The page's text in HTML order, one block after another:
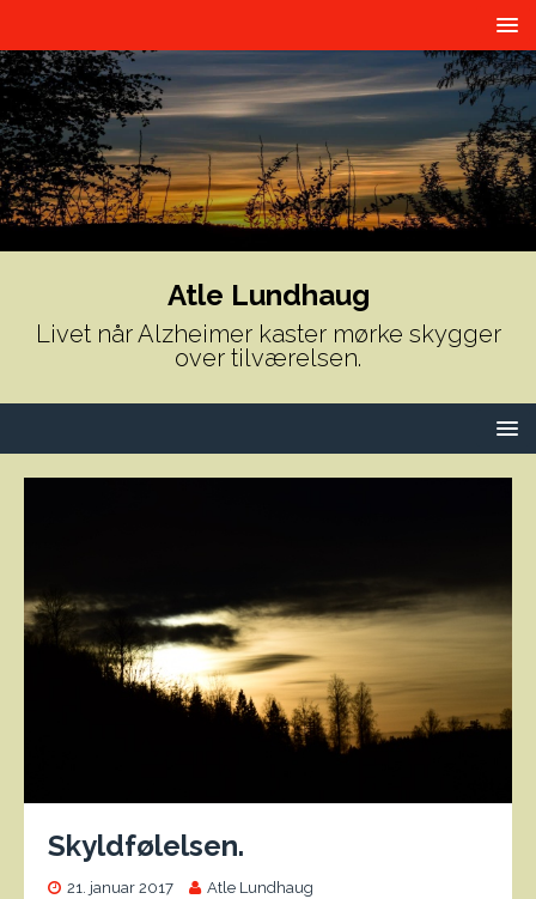
Atle Lundhaug
Livet når Alzheimer kaster mørke skygger
over tilværelsen.
Skyldfølelsen.
21. januar 2017 Atle Lundhaug